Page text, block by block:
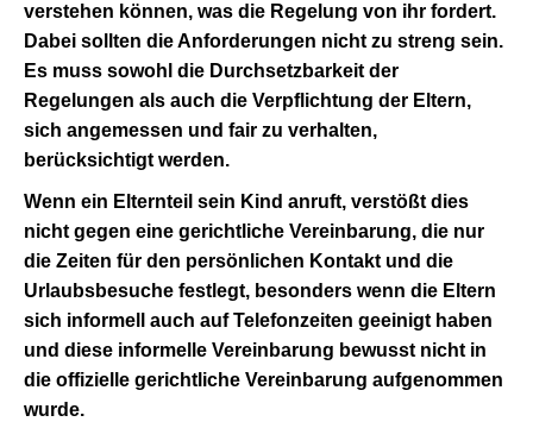
verstehen können, was die Regelung von ihr fordert.
Dabei sollten die Anforderungen nicht zu streng sein.
Es muss sowohl die Durchsetzbarkeit der
Regelungen als auch die Verpflichtung der Eltern,
sich angemessen und fair zu verhalten,
berücksichtigt werden.
Wenn ein Elternteil sein Kind anruft, verstößt dies
nicht gegen eine gerichtliche Vereinbarung, die nur
die Zeiten für den persönlichen Kontakt und die
Urlaubsbesuche festlegt, besonders wenn die Eltern
sich informell auch auf Telefonzeiten geeinigt haben
und diese informelle Vereinbarung bewusst nicht in
die offizielle gerichtliche Vereinbarung aufgenommen
wurde.